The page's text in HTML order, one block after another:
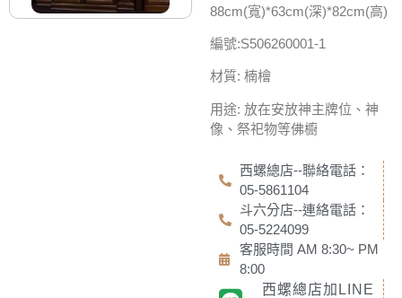
88cm(寬)*63cm(深)*82cm(高)
編號:S506260001-1
材質: 楠檜
用途: 放在安放神主牌位、神
像、祭祀物等佛櫥
西螺總店--聯絡電話：
05-5861104
斗六分店--連絡電話：
05-5224099
客服時間 AM 8:30~ PM
8:00
西螺總店加LINE